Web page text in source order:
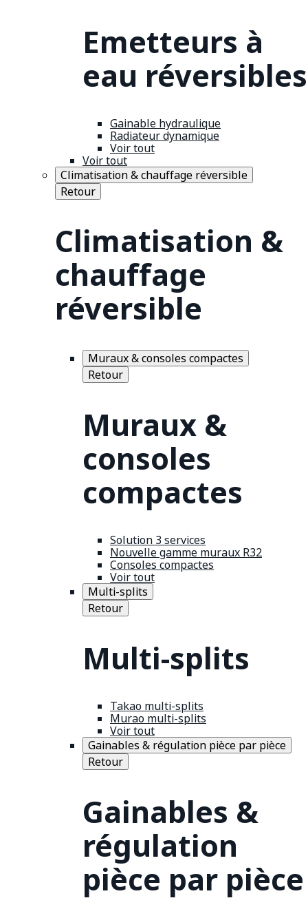
Emetteurs à
eau réversibles
Gainable hydraulique
Radiateur dynamique
Voir tout
Voir tout
Climatisation & chauffage réversible
Retour
Climatisation &
chauffage
réversible
Muraux & consoles compactes
Retour
Muraux &
consoles
compactes
Solution 3 services
Nouvelle gamme muraux R32
Consoles compactes
Voir tout
Multi-splits
Retour
Multi-splits
Takao multi-splits
Murao multi-splits
Voir tout
Gainables & régulation pièce par pièce
Retour
Gainables &
régulation
pièce par pièce